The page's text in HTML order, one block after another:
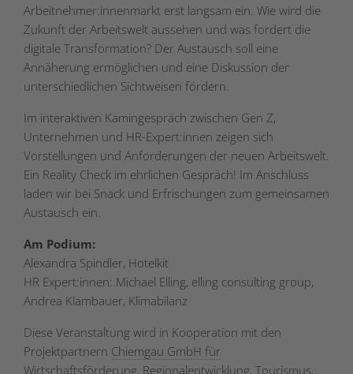
Arbeitnehmer:innenmarkt erst langsam ein. Wie wird die
Zukunft der Arbeitswelt aussehen und was fordert die
digitale Transformation? Der Austausch soll eine
Annäherung ermöglichen und eine Diskussion der
unterschiedlichen Sichtweisen fördern.
Im interaktiven Kamingespräch zwischen Gen Z,
Unternehmen und HR-Expert:innen zeigen sich
Vorstellungen und Anforderungen der neuen Arbeitswelt.
Ein Reality Check im ehrlichen Gespräch! Im Anschluss
laden wir bei Snack und Erfrischungen zum gemeinsamen
Austausch ein.
Am Podium:
Alexandra Spindler, Hotelkit
HR Expert:innen: Michael Elling, elling consulting group,
Andrea Klambauer, Klimabilanz
Diese Veranstaltung wird in Kooperation mit den
Projektpartnern Chiemgau GmbH für
Wirtschaftsförderung, Regionalentwicklung, Tourismus,